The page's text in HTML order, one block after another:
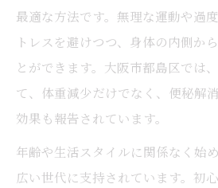
最適な方法です。無理な運動や過
トレスを避けつつ、身体の内側か
とができます。大阪市都島区では
て、体重減少だけでなく、便秘解
効果も報告されています。
年齢や生活スタイルに関係なく始
広い世代に支持されています。初